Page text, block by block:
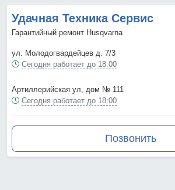
Удачная Техника Сервис
Гарантийный ремонт Husqvarna
ул. Молодогвардейцев д. 7/3
Сегодня работает до 18:00
Артиллерийская ул, дом № 111
Сегодня работает до 18:00
Позвонить